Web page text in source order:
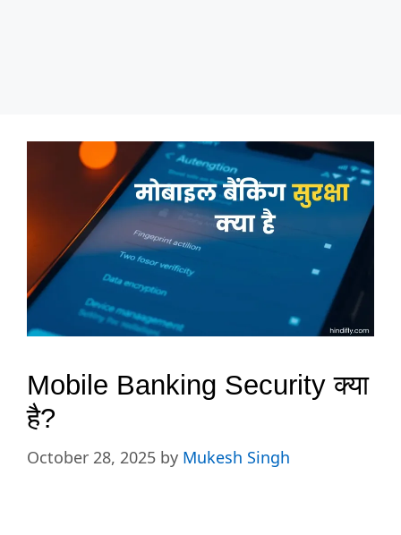
Mobile Banking Security क्या
है?
October 28, 2025 by Mukesh Singh